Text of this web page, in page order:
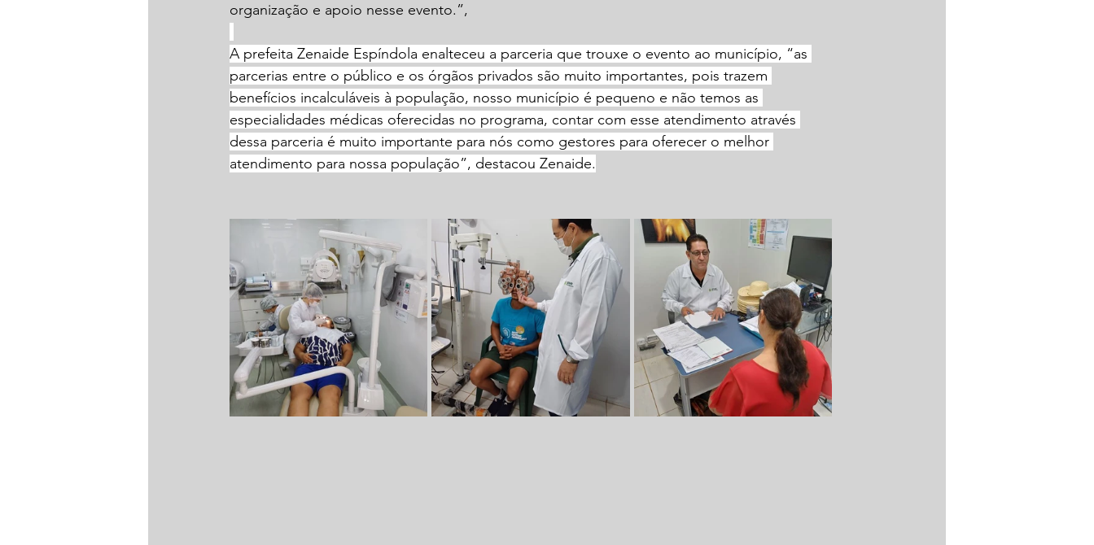
organização e apoio nesse evento.”,
A prefeita Zenaide Espíndola enalteceu a parceria que trouxe o evento ao município, “as
parcerias entre o público e os órgãos privados são muito importantes, pois trazem
benefícios incalculáveis à população, nosso município é pequeno e não temos as
especialidades médicas oferecidas no programa, contar com esse atendimento através
dessa parceria é muito importante para nós como gestores para oferecer o melhor
atendimento para nossa população”, destacou Zenaide.